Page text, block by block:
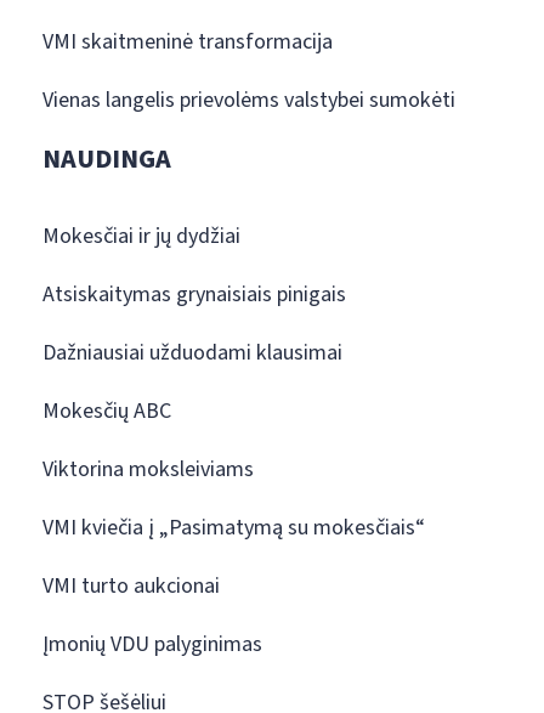
VMI skaitmeninė transformacija
Vienas langelis prievolėms valstybei sumokėti
NAUDINGA
Mokesčiai ir jų dydžiai
Atsiskaitymas grynaisiais pinigais
Dažniausiai užduodami klausimai
Mokesčių ABC
Viktorina moksleiviams
VMI kviečia į „Pasimatymą su mokesčiais“
VMI turto aukcionai
Įmonių VDU palyginimas
STOP šešėliui